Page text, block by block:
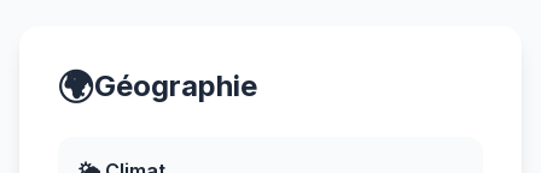
🌍Géographie